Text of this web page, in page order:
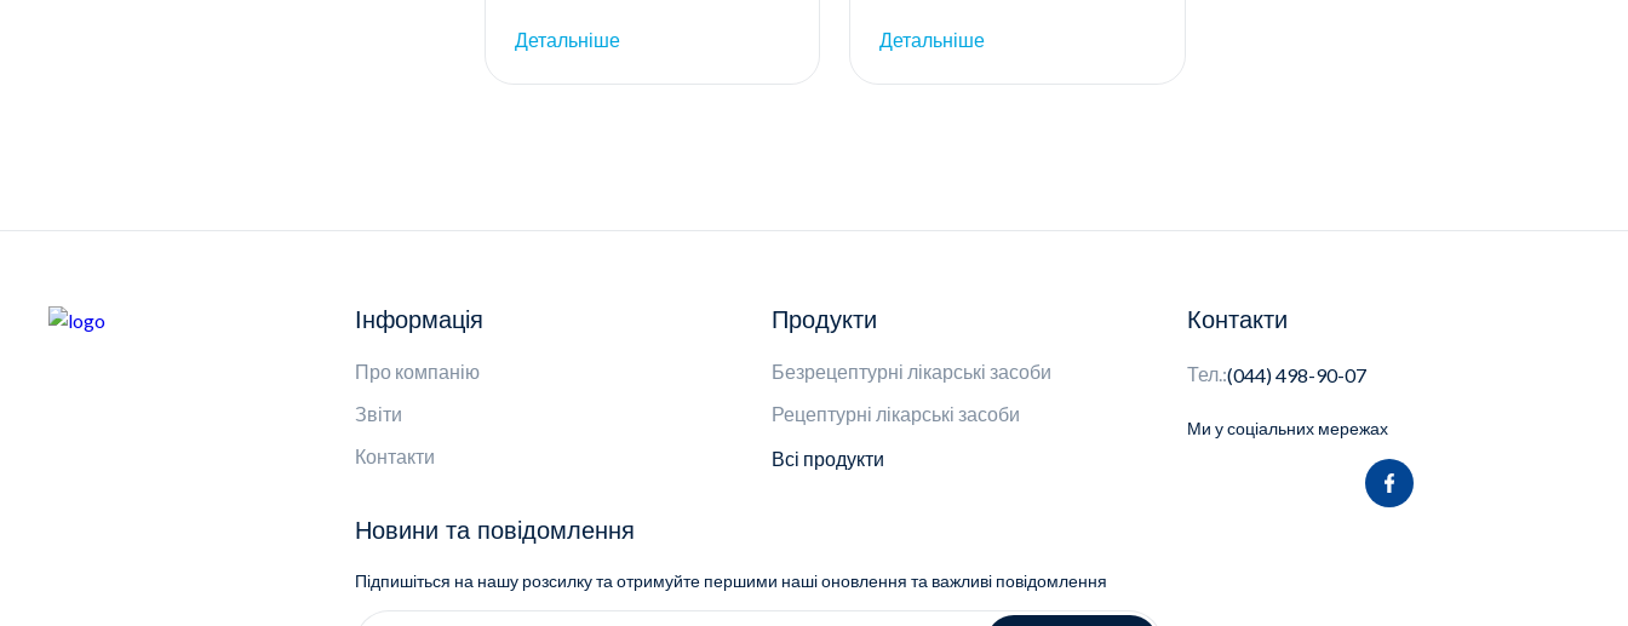
Детальніше Детальніше
Інформація
Про компанію
Звіти
Контакти
Продукти
Безрецептурні лікарські засоби
Рецептурні лікарські засоби
Всі продукти
Контакти
Тел.:(044) 498-90-07
Ми у соціальних мережах
Новини та повідомлення
Підпишіться на нашу розсилку та отримуйте першими наші оновлення та важливі повідомлення